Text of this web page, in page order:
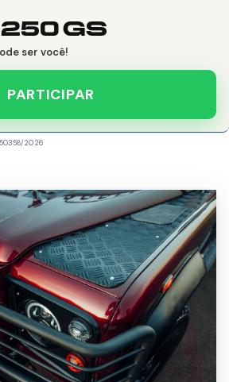
GS
ser você!
PARTICIPAR
2026